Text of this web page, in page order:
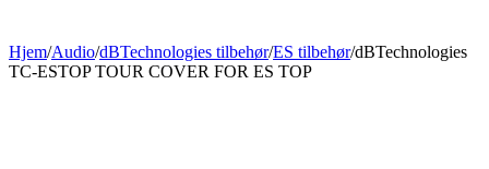
Hjem/Audio/dBTechnologies tilbehør/ES tilbehør/dBTechnologies
TC-ESTOP TOUR COVER FOR ES TOP